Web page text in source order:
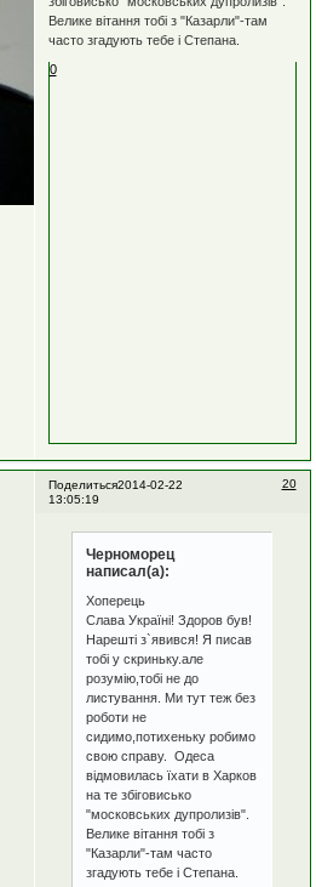
Велике вітання тобі з "Казарли"-там
часто згадують тебе і Степана.
0
Поделиться 20
2014-02-22
13:05:19
Черноморец
написал(а):
Хоперець
Слава Україні! Здоров був!
Нарешті з`явився! Я писав
тобі у скриньку.але
розумію,тобі не до
листування. Ми тут теж без
роботи не
сидимо,потихеньку робимо
свою справу. Одеса
відмовилась їхати в Харков
на те збіговисько
"московських дупролизів".
Велике вітання тобі з
"Казарли"-там часто
згадують тебе і Степана.